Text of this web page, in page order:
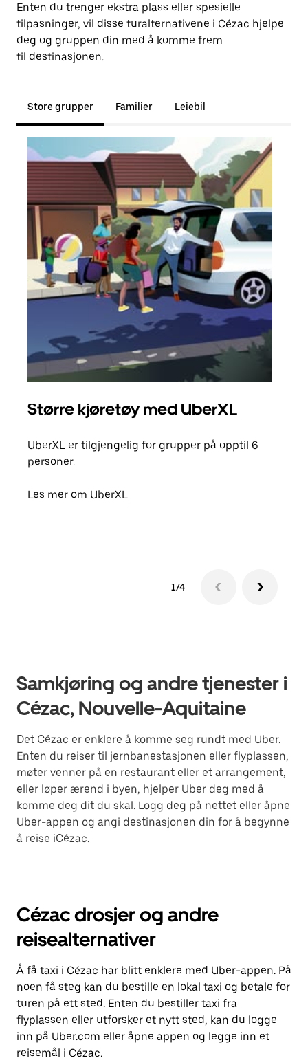
Enten du trenger ekstra plass eller spesielle
tilpasninger, vil disse turalternativene i Cézac hjelpe
deg og gruppen din med å komme frem
til destinasjonen.
Store grupper Familier Leiebil
Større kjøretøy med UberXL
UberXL er tilgjengelig for grupper på opptil 6
personer.
Les mer om UberXL
1/4
Samkjøring og andre tjenester i
Cézac, Nouvelle-Aquitaine
Det Cézac er enklere å komme seg rundt med Uber.
Enten du reiser til jernbanestasjonen eller flyplassen,
møter venner på en restaurant eller et arrangement,
eller løper ærend i byen, hjelper Uber deg med å
komme deg dit du skal. Logg deg på nettet eller åpne
Uber-appen og angi destinasjonen din for å begynne
å reise iCézac.
Cézac drosjer og andre
reisealternativer
Å få taxi i Cézac har blitt enklere med Uber-appen. På
noen få steg kan du bestille en lokal taxi og betale for
turen på ett sted. Enten du bestiller taxi fra
flyplassen eller utforsker et nytt sted, kan du logge
inn på Uber.com eller åpne appen og legge inn et
reisemål i Cézac.